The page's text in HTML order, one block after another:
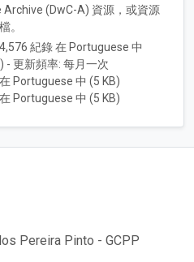
(DwC-A) 資源，或資源
。
4,576 紀錄 在 Portuguese 中
- 更新頻率: 每月一次
在 Portuguese 中 (5 KB)
在 Portuguese 中 (5 KB)
Pereira Pinto - GCPP